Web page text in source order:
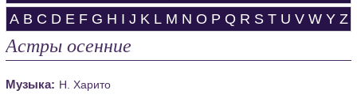
A B C D E F G H I J K L M N O P Q R S T U V W Y Z
Астры осенние
Музыка: Н. Харито